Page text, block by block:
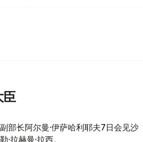
臣
部长阿尔曼·伊萨哈利耶夫7日会见沙
拉赫曼·拉西。